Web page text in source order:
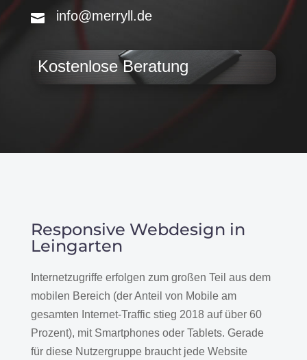
info@merryll.de
Kostenlose Beratung
Responsive Webdesign in
Leingarten
Internetzugriffe erfolgen zum großen Teil aus dem
mobilen Bereich (der Anteil von Mobile am
gesamten Internet-Traffic stieg 2018 auf über 60
Prozent), mit Smartphones oder Tablets. Gerade
für diese Nutzergruppe braucht jede Website